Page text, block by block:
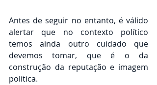
Antes de seguir no entanto, é válido
alertar que no contexto político
temos ainda outro cuidado que
devemos tomar, que é o da
construção da reputação e imagem
política.